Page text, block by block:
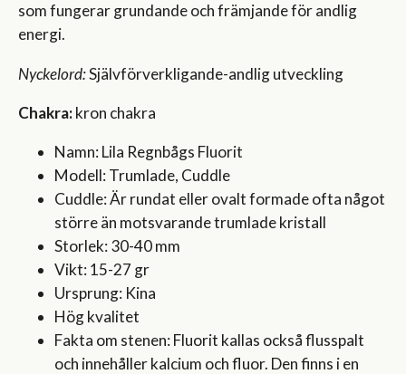
som fungerar grundande och främjande för andlig
energi.
Nyckelord:Självförverkligande-andlig utveckling
Chakra:kron chakra
Namn: Lila Regnbågs Fluorit
Modell: Trumlade, Cuddle
Cuddle: Är rundat eller ovalt formade ofta något
större än motsvarande trumlade kristall
Storlek: 30-40 mm
Vikt: 15-27 gr
Ursprung: Kina
Hög kvalitet
Fakta om stenen: Fluorit kallas också flusspalt
och innehåller kalcium och fluor. Den finns i en